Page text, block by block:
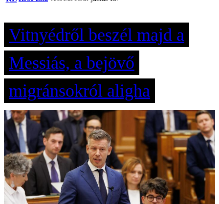
Vitnyédről beszél majd a
Messiás, a bejövő
migránsokról aligha